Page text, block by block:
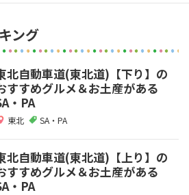
ング
北自動車道(東北道)【下り】の
すすめグルメ＆お土産がある
・PA
東北 SA・PA
北自動車道(東北道)【上り】の
すすめグルメ＆お土産がある
・PA